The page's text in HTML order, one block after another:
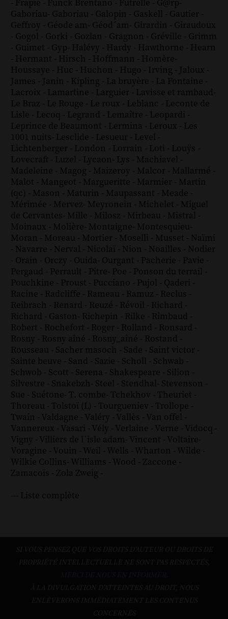
- Frapié - Funck Brentano - Futrelle - G@rp-
Gaboriau- Gaboriau - Galopin - Gaskell - Gautier -
Geffroy - Géode am- Géod´am- Girardin - Giraudoux
- Gogol - Gorki - Gozlan - Gragnon - Gréville - Grimm
- Guimet - Gyp- Halévy - Hardy - Hawthorne - Hearn
- Hermant - Hirsch - Hoffmann - Homère-
Houssaye - Huc - Huchon - Hugo - Irving - Jaloux -
James - Janin - Kipling - La bruyère - La Fontaine -
Lacroix - Lamartine - Larguier - Lavisse et rambaud-
Le Braz - Le Rouge - Le roux - Leblanc - Leconte de
Lisle - Lecoq - Legrand - Lemaître - Leopardi -
Leprince de Beaumont - Lermina - Leroux - Les
1001 nuits- Lesclide - Lesueur - Level -
Lichtenberger - London - Lorrain - Loti - Louÿs -
Lovecraft - Luzel - Lycaon- Lys - Machiavel -
Madeleine - Magog - Maizeroy - Malcor - Mallarmé -
Malot - Mangeot - Margueritte - Marmier - Martin
(qc) - Mason - Maturin - Maupassant - Meade -
Mérimée - Mervez- Meyronein - Michelet - Miguel
de Cervantes- Mille - Milosz - Mirbeau - Mistral -
Moinaux - Molière- Montaigne- Montesquieu-
Moran - Moreau - Mortier - Moselli - Musset - Naïmi
- Navarre - Nerval - Nicolaï - Nion - Noailles - Nodier
- Orain - Orczy - Ouida- Ourgant - Pacherie - Pavie -
Pergaud - Perrault - Pitre- Poe - Ponson du terrail -
Pouchkine - Proust - Pucciano - Pujol - Qaderi -
Racine - Radcliffe - Rameau - Ramuz - Reclus -
Reibrach - Renard - Reuzé - Révoil - Richard -
Richard - Gaston- Richepin - Rilke - Rimbaud -
Robert - Rochefort - Roger - Rolland - Ronsard -
Rosny - Rosny aîné - Rosny_aîné - Rostand -
Rousseau - Sacher masoch - Sade - Saint victor -
Sainte beuve - Sand - Sazie - Scholl - Schwab -
Schwob - Scott - Serena - Shakespeare - Silion -
Silvestre - Snakebzh- Steel - Stendhal- Stevenson -
Sue - Suétone- T. combe- Tchekhov - Theuriet -
Thoreau - Tolstoï (L) - Tourgueniev - Trollope -
Twain - Valdagne - Valéry - Vallès - Van offel -
Vannereux - Vasari - Vély - Verlaine - Verne - Vidocq -
Vigny - Villiers de l´isle adam- Vincent - Voltaire-
Voragine - Vouin - Weil - Wells - Wharton - Wilde -
Wilkie Collins- Williams - Wood - Zaccone -
Zamacoïs - Zola Zweig -
--- Liste complète